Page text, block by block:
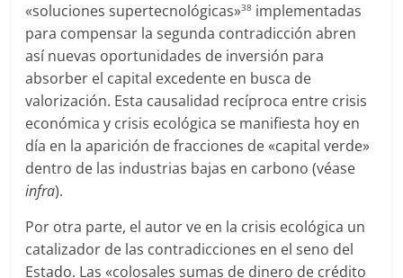
«soluciones supertecnológicas»38 implementadas
para compensar la segunda contradicción abren
así nuevas oportunidades de inversión para
absorber el capital excedente en busca de
valorización. Esta causalidad recíproca entre crisis
económica y crisis ecológica se manifiesta hoy en
día en la aparición de fracciones de «capital verde»
dentro de las industrias bajas en carbono (véase
infra).
Por otra parte, el autor ve en la crisis ecológica un
catalizador de las contradicciones en el seno del
Estado. Las «colosales sumas de dinero de crédito